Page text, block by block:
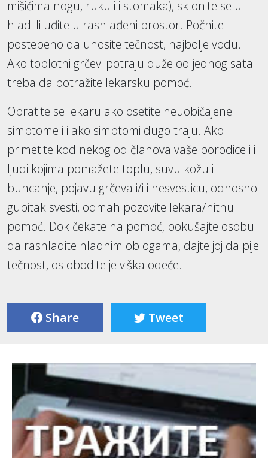
mišićima nogu, ruku ili stomaka), sklonite se u
hlad ili uđite u rashlađeni prostor. Počnite
postepeno da unosite tečnost, najbolje vodu.
Ako toplotni grčevi potraju duže od jednog sata
treba da potražite lekarsku pomoć.
Obratite se lekaru ako osetite neuobičajene
simptome ili ako simptomi dugo traju. Ako
primetite kod nekog od članova vaše porodice ili
ljudi kojima pomažete toplu, suvu kožu i
buncanje, pojavu grčeva i/ili nesvesticu, odnosno
gubitak svesti, odmah pozovite lekara/hitnu
pomoć. Dok čekate na pomoć, pokušajte osobu
da rashladite hladnim oblogama, dajte joj da pije
tečnost, oslobodite je viška odeće.
Share Tweet